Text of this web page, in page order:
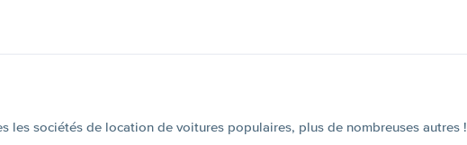
les sociétés de location de voitures populaires, plus de nombreuses autres !